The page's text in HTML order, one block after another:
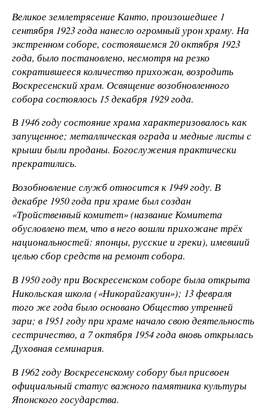
Великое землетрясение Канто, произошедшее 1
сентября 1923 года нанесло огромный урон храму. На
экстренном соборе, состоявшемся 20 октября 1923
года, было постановлено, несмотря на резко
сократившееся количество прихожан, возродить
Воскресенский храм. Освящение возобновленного
собора состоялось 15 декабря 1929 года.
В 1946 году состояние храма характеризовалось как
запущенное; металлическая ограда и медные листы с
крыши были проданы. Богослужения практически
прекратились.
Возобновление служб относится к 1949 году. В
декабре 1950 года при храме был создан
«Тройственный комитет» (название Комитета
обусловлено тем, что в него вошли прихожане трёх
национальностей: японцы, русские и греки), имевший
целью сбор средств на ремонт собора.
В 1950 году при Воскресенском соборе была открыта
Никольская школа («Никорайгакуин»); 13 февраля
того же года было основано Общество утренней
зари; в 1951 году при храме начало свою деятельность
сестричество, а 7 октября 1954 года вновь открылась
Духовная семинария.
В 1962 году Воскресенскому собору был присвоен
официальный статус важного памятника культуры
Японского государства.